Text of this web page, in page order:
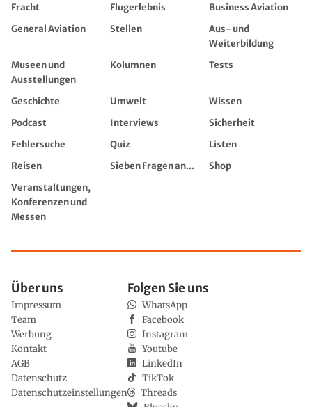
Fracht
Flugerlebnis
Business Aviation
General Aviation
Stellen
Aus- und
Weiterbildung
Museen und
Ausstellungen
Kolumnen Tests
Geschichte Umwelt
Wissen
Podcast
Interviews
Sicherheit
Fehlersuche
Quiz
Listen
Reisen
Sieben Fragen an...
Shop
Veranstaltungen,
Konferenzen und
Messen
Über uns
Impressum
Team
Werbung
Kontakt
AGB
Datenschutz
Datenschutzeinstellungen
Folgen Sie uns
WhatsApp
Facebook
Instagram
Youtube
LinkedIn
TikTok
Threads